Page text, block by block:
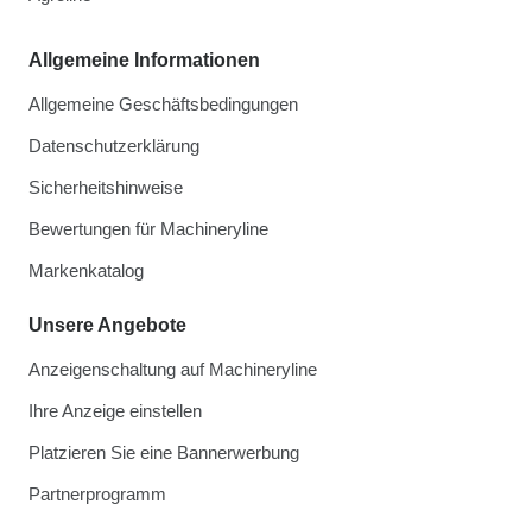
Allgemeine Informationen
Allgemeine Geschäftsbedingungen
Datenschutzerklärung
Sicherheitshinweise
Bewertungen für Machineryline
Markenkatalog
Unsere Angebote
Anzeigenschaltung auf Machineryline
Ihre Anzeige einstellen
Platzieren Sie eine Bannerwerbung
Partnerprogramm